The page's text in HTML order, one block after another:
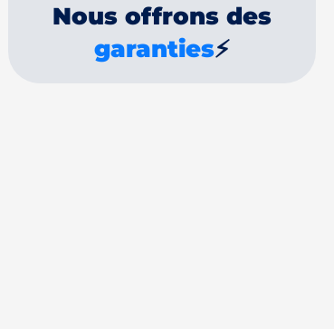
Nous offrons des
garanties⚡